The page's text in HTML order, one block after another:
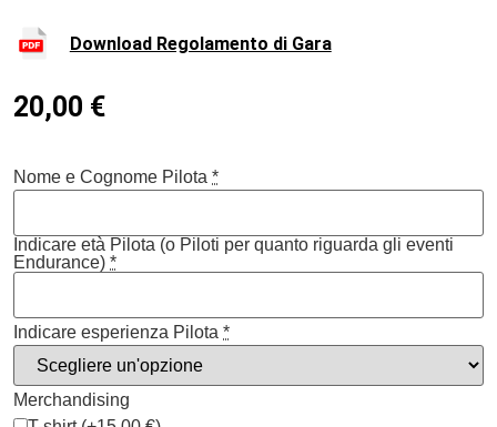
Download Regolamento di Gara
20,00 €
Nome e Cognome Pilota *
Indicare età Pilota (o Piloti per quanto riguarda gli eventi
Endurance) *
Indicare esperienza Pilota *
Merchandising